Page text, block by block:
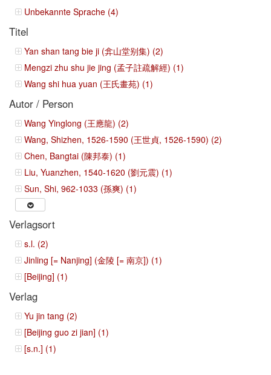
Unbekannte Sprache (4)
Titel
Yan shan tang bie ji (弇山堂别集) (2)
Mengzi zhu shu jie jing (孟子註疏解經) (1)
Wang shi hua yuan (王氏畫苑) (1)
Autor / Person
Wang Yinglong (王應龍) (2)
Wang, Shizhen, 1526-1590 (王世貞, 1526-1590) (2)
Chen, Bangtai (陳邦泰) (1)
Liu, Yuanzhen, 1540-1620 (劉元震) (1)
Sun, Shi, 962-1033 (孫爽) (1)
Verlagsort
s.l. (2)
Jinling [= Nanjing] (金陵 [= 南京]) (1)
[Beijing] (1)
Verlag
Yu jin tang (2)
[Beijing guo zi jian] (1)
[s.n.] (1)